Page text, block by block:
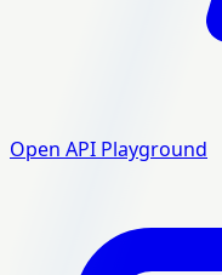
Open API Playground